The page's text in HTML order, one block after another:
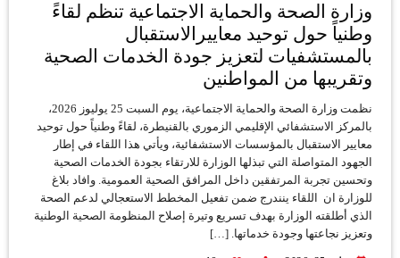
وزارة الصحة والحماية الاجتماعية تنظم لقاءً
وطنياً حول توحيد معاييرالاستقبال
بالمستشفيات لتعزيز جودة الخدمات الصحية
وتقريبها من المواطنين
نظمت وزارة الصحة والحماية الاجتماعية، يوم السبت 25 يوليوز 2026،
بالمركز الاستشفائي الإقليمي الزموري بالقنيطرة، لقاءً وطنياً حول توحيد
معايير الاستقبال بالمؤسسات الاستشفائية، ويأتي هذا اللقاء في إطار
الجهود المتواصلة التي تبذلها الوزارة للارتقاء بجودة الخدمات الصحية
وتحسين تجربة المرتفقين داخل المرافق الصحية العمومية. وافاد بلاغ
للوزارة ان اللقاء ينندرج ضمن تفعيل المخطط الاستعجالي لدعم الصحة
الذي أطلقته الوزارة بهدف تسريع وتيرة إصلاح المنظومة الصحية الوطنية
وتعزيز نجاعتها وجودة خدماتها. […]